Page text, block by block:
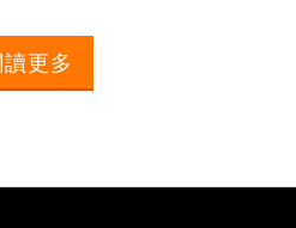
續研發新產品以達成全方位的服
長拓流體科技一直以來秉持著「立
更多